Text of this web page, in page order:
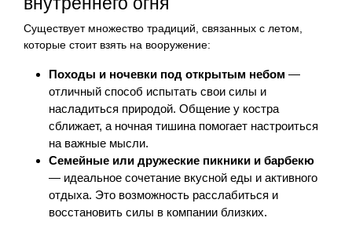
Существует множество традиций, связанных с летом,
которые стоит взять на вооружение:
Походы и ночевки под открытым небом —
отличный способ испытать свои силы и
насладиться природой. Общение у костра
сближает, а ночная тишина помогает настроиться
на важные мысли.
Семейные или дружеские пикники и барбекю
— идеальное сочетание вкусной еды и активного
отдыха. Это возможность расслабиться и
восстановить силы в компании близких.